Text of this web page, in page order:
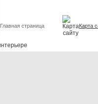
Главная страница Карта